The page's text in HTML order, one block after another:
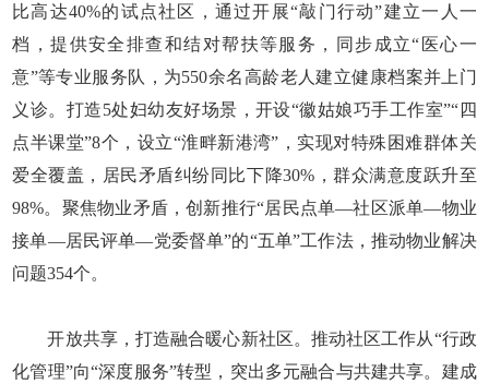
比高达40%的试点社区，通过开展“敲门行动”建立一人一
档，提供安全排查和结对帮扶等服务，同步成立“医心一
意”等专业服务队，为550余名高龄老人建立健康档案并上门
义诊。打造5处妇幼友好场景，开设“徽姑娘巧手工作室”“四
点半课堂”8个，设立“淮畔新港湾”，实现对特殊困难群体关
爱全覆盖，居民矛盾纠纷同比下降30%，群众满意度跃升至
98%。聚焦物业矛盾，创新推行“居民点单—社区派单—物业
接单—居民评单—党委督单”的“五单”工作法，推动物业解决
问题354个。
开放共享，打造融合暖心新社区。推动社区工作从“行政
化管理”向“深度服务”转型，突出多元融合与共建共享。建成